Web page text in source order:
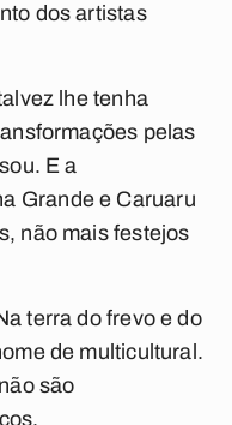
dos artistas
lhe tenha
pelas
E a
Grande e Caruaru
não mais festejos
terra do frevo e do
de multicultural.
são